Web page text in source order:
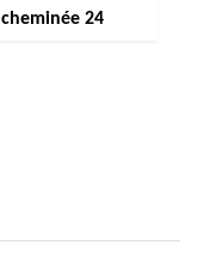
cheminée 24